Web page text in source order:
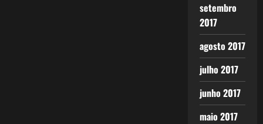
setembro
2017
agosto 2017
julho 2017
junho 2017
maio 2017